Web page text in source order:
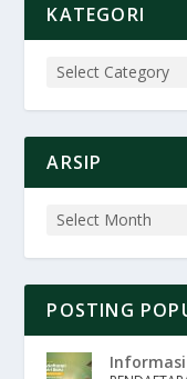
KATEGORI
ARSIP
POSTING